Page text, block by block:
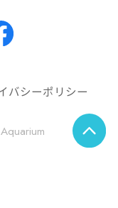
バシーポリシー